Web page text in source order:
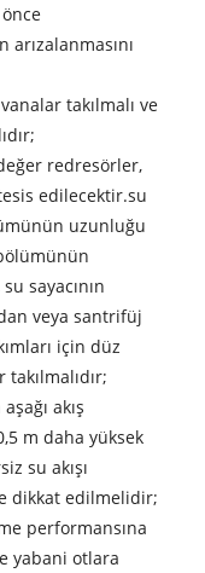
arızalanmasını
takılmalı ve
redresörler,
edilecektir.su
uzunluğu
sayacının
veya santrifüj
için düz
akış
m daha yüksek
su akışı
dikkat edilmelidir;
performansına
yabani otlara